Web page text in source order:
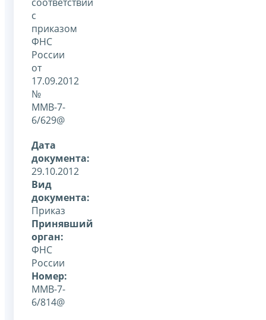
с
приказом
ФНС
России
от
17.09.2012
№
ММВ-7-
6/629@
Дата
документа:
29.10.2012
Вид
документа:
Приказ
Принявший
орган:
ФНС
России
Номер:
ММВ-7-
6/814@